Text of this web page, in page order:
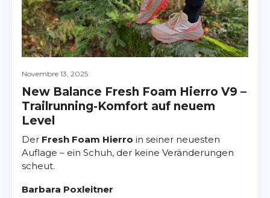
Novembre 13, 2025
New Balance Fresh Foam Hierro V9 –
Trailrunning-Komfort auf neuem
Level
Der Fresh Foam Hierro in seiner neuesten
Auflage – ein Schuh, der keine Veränderungen
scheut.
Barbara Poxleitner